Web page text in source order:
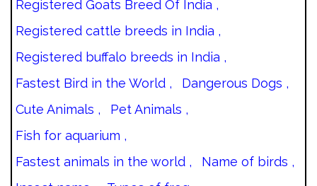
Registered Goats Breed Of India ,
Registered cattle breeds in India ,
Registered buffalo breeds in India ,
Fastest Bird in the World ,
Dangerous Dogs ,
Cute Animals ,
Pet Animals ,
Fish for aquarium ,
Fastest animals in the world ,
Name of birds ,